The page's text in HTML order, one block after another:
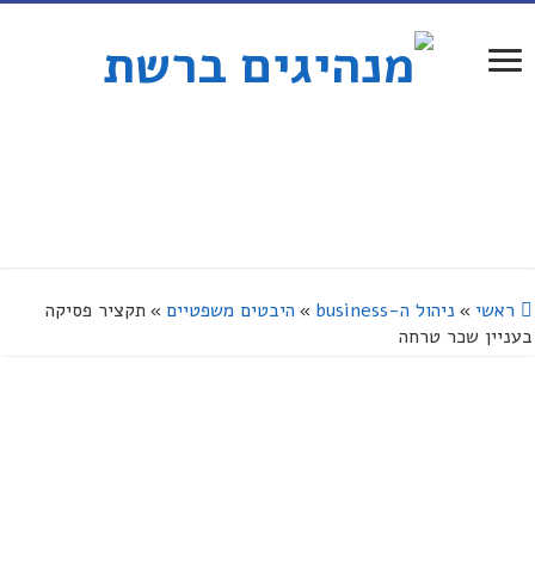
ראשי » ניהול ה-business » היבטים משפטיים » תקציר פסיקה
בעניין שכר טרחה